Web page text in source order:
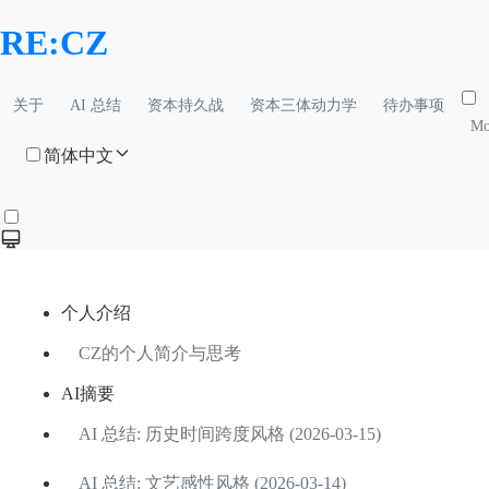
RE:CZ
关于 AI 总结 资本持久战 资本三体动力学
待办事项
简体中文
个人介绍
CZ的个人简介与思考
AI摘要
AI 总结: 历史时间跨度风格 (2026-03-15)
AI 总结: 文艺感性风格 (2026-03-14)